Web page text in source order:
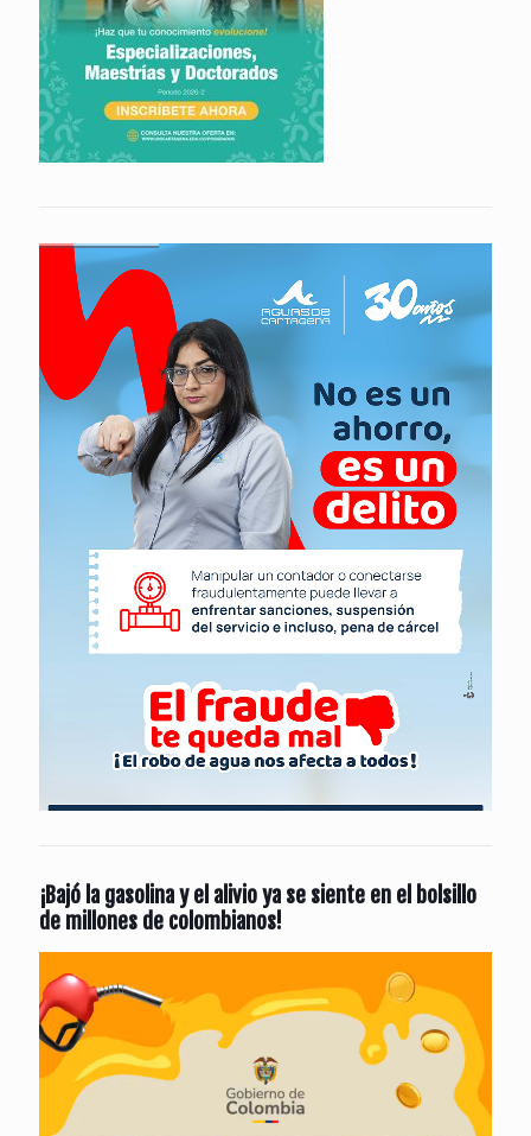
¡Bajó la gasolina y el alivio ya se siente en el bolsillo
de millones de colombianos!
de
vídeo